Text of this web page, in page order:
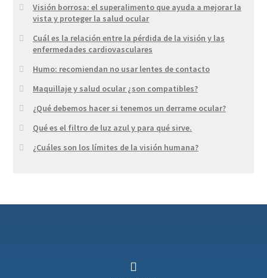
Visión borrosa: el superalimento que ayuda a mejorar la
vista y proteger la salud ocular
Cuál es la relación entre la pérdida de la visión y las
enfermedades cardiovasculares
Humo: recomiendan no usar lentes de contacto
Maquillaje y salud ocular ¿son compatibles?
¿Qué debemos hacer si tenemos un derrame ocular?
Qué es el filtro de luz azul y para qué sirve.
¿Cuáles son los límites de la visión humana?